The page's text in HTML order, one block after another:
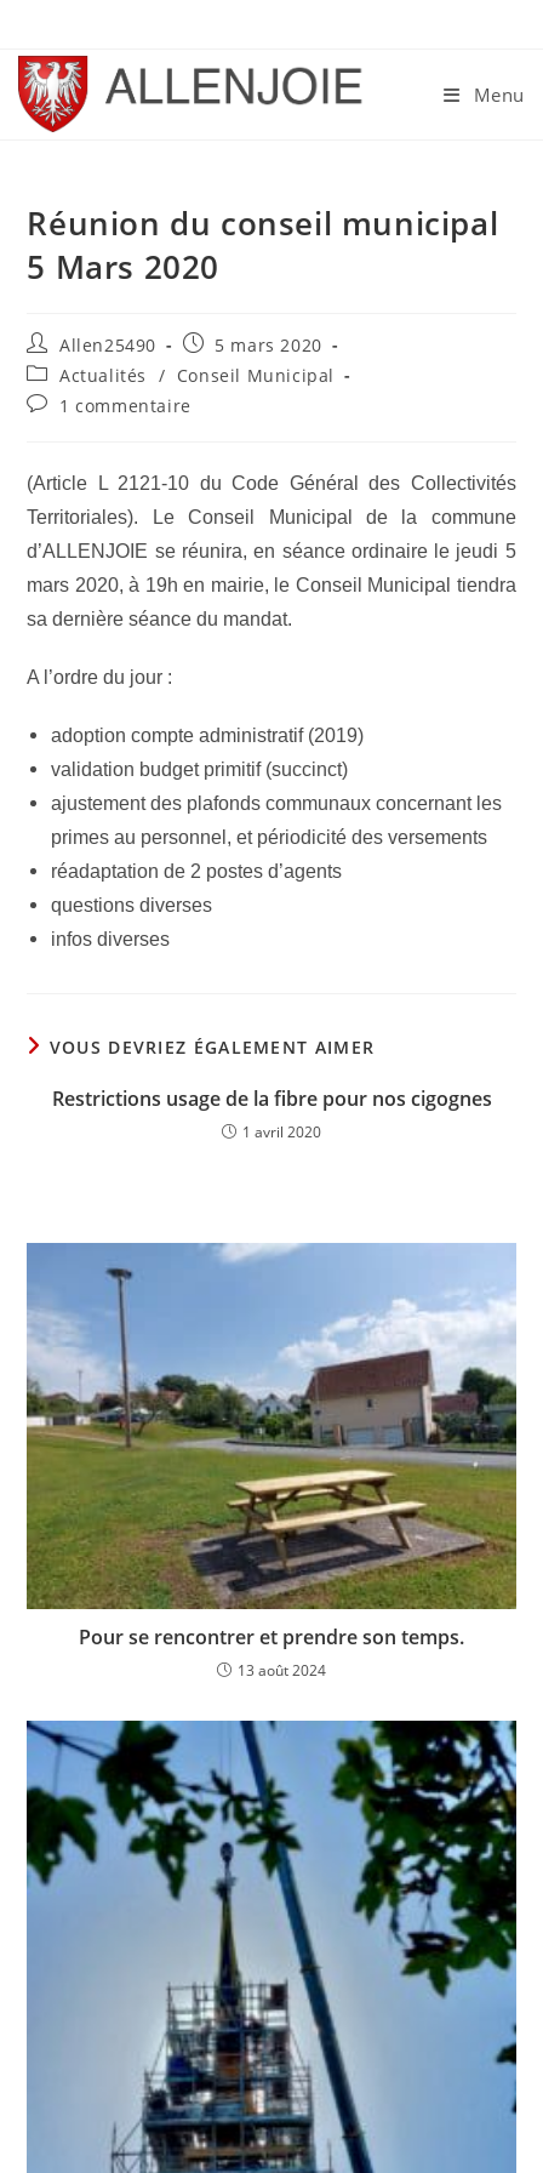
content
Menu
Réunion du conseil municipal
5 Mars 2020
Auteur/autrice
de
la
publication :
Allen25490
Publication
publiée :
5 mars 2020
Post
category:
Actualités / Conseil Municipal
Commentaires
publication :
1 commentaire
(Article L 2121-10 du Code Général des Collectivités
Territoriales). Le Conseil Municipal de la commune
d’ALLENJOIE se réunira, en séance ordinaire le jeudi 5
mars 2020, à 19h en mairie, le Conseil Municipal tiendra
sa dernière séance du mandat.
A l’ordre du jour :
adoption compte administratif (2019)
validation budget primitif (succinct)
ajustement des plafonds communaux concernant les
primes au personnel, et périodicité des versements
réadaptation de 2 postes d’agents
questions diverses
infos diverses
VOUS DEVRIEZ ÉGALEMENT AIMER
Restrictions usage de la fibre pour nos cigognes
1 avril 2020
Pour se rencontrer et prendre son temps.
13 août 2024